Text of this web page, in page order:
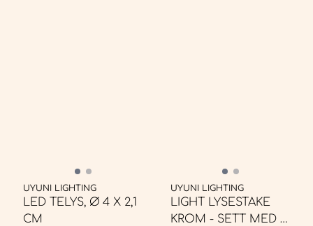
UYUNI LIGHTING
LED TELYS, Ø 4 X 2,1
CM
UYUNI LIGHTING
LIGHT LYSESTAKE
KROM - SETT MED 2